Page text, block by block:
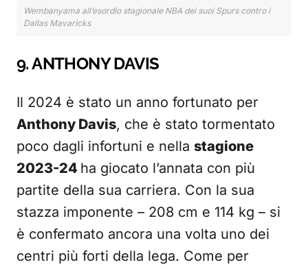
Wembanyama all’esordio stagionale NBA dei suoi Spurs contro i
Dallas Mavaricks
9. ANTHONY DAVIS
Il 2024 è stato un anno fortunato per
Anthony Davis, che è stato tormentato
poco dagli infortuni e nella stagione
2023-24 ha giocato l’annata con più
partite della sua carriera. Con la sua
stazza imponente – 208 cm e 114 kg – si
è confermato ancora una volta uno dei
centri più forti della lega. Come per